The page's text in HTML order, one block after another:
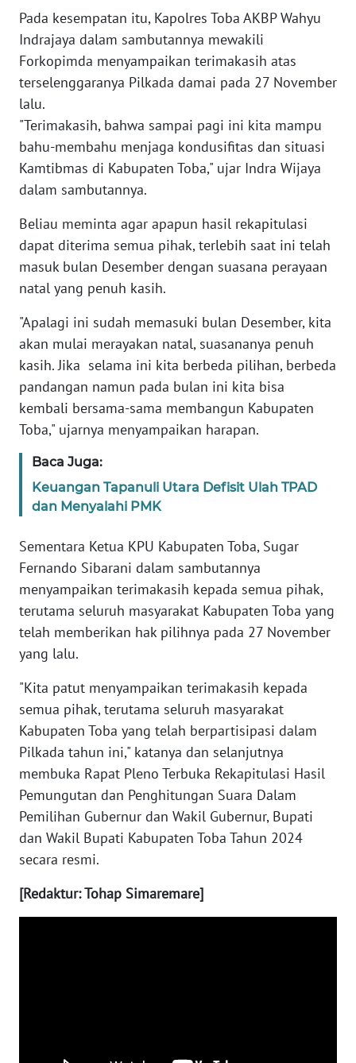
Pada kesempatan itu, Kapolres Toba AKBP Wahyu
Indrajaya dalam sambutannya mewakili
Forkopimda menyampaikan terimakasih atas
terselenggaranya Pilkada damai pada 27 November
lalu.
"Terimakasih, bahwa sampai pagi ini kita mampu
bahu-membahu menjaga kondusifitas dan situasi
Kamtibmas di Kabupaten Toba," ujar Indra Wijaya
dalam sambutannya.
Beliau meminta agar apapun hasil rekapitulasi
dapat diterima semua pihak, terlebih saat ini telah
masuk bulan Desember dengan suasana perayaan
natal yang penuh kasih.
"Apalagi ini sudah memasuki bulan Desember, kita
akan mulai merayakan natal, suasananya penuh
kasih. Jika selama ini kita berbeda pilihan, berbeda
pandangan namun pada bulan ini kita bisa
kembali bersama-sama membangun Kabupaten
Toba," ujarnya menyampaikan harapan.
Baca Juga:
Keuangan Tapanuli Utara Defisit Ulah TPAD
dan Menyalahi PMK
Sementara Ketua KPU Kabupaten Toba, Sugar
Fernando Sibarani dalam sambutannya
menyampaikan terimakasih kepada semua pihak,
terutama seluruh masyarakat Kabupaten Toba yang
telah memberikan hak pilihnya pada 27 November
yang lalu.
"Kita patut menyampaikan terimakasih kepada
semua pihak, terutama seluruh masyarakat
Kabupaten Toba yang telah berpartisipasi dalam
Pilkada tahun ini," katanya dan selanjutnya
membuka Rapat Pleno Terbuka Rekapitulasi Hasil
Pemungutan dan Penghitungan Suara Dalam
Pemilihan Gubernur dan Wakil Gubernur, Bupati
dan Wakil Bupati Kabupaten Toba Tahun 2024
secara resmi.
[Redaktur: Tohap Simaremare]
WN
SERAMBI
JAMBI
WN
SULTRA
NTB
WN
SULTENG
WN
SULBAR
WN
BABEL
SUMBAR
WN
WN
LAMPUNG
JATENG
WN
NUSANTARA
WN
JOGJA
WN
WN